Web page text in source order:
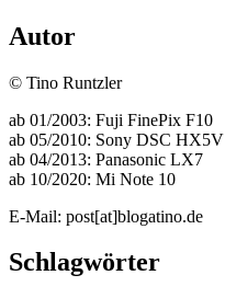
Autor
© Tino Runtzler
ab 01/2003: Fuji FinePix F10
ab 05/2010: Sony DSC HX5V
ab 04/2013: Panasonic LX7
ab 10/2020: Mi Note 10
E-Mail: post[at]blogatino.de
Schlagwörter